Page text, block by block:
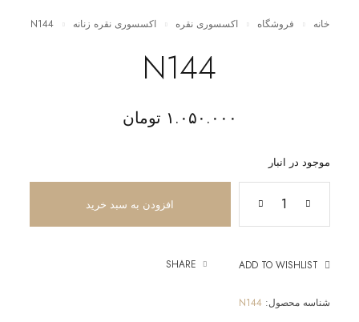
خانه فروشگاه اکسسوری نقره اکسسوری نقره زنانه N144
N144
۱.۰۵۰.۰۰۰ تومان
موجود در انبار
افزودن به سبد خرید
ADD TO WISHLIST
SHARE
شناسه محصول:N144